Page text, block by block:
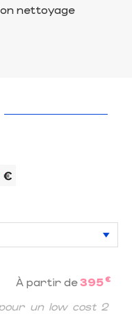
nettoyage
À partir de395 €
un low cost 2